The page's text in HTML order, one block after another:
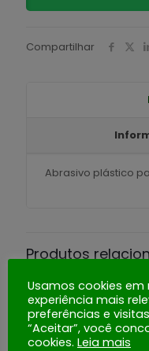
Compartilhar
Abrasivo plástico
Produtos
Usamos cookies
experiência mais
preferências e
“Aceitar”, você
cookies. Leia mais